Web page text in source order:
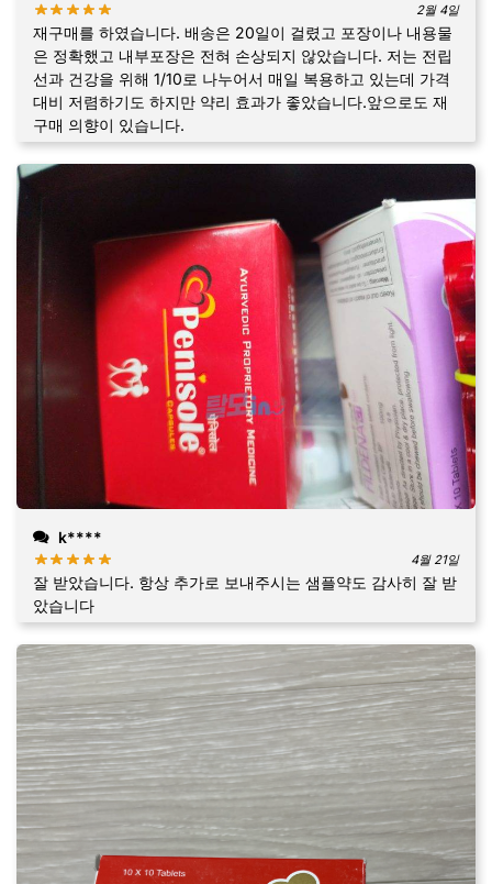
2월 4일
재구매를 하였습니다. 배송은 20일이 걸렸고 포장이나 내용물
은 정확했고 내부포장은 전혀 손상되지 않았습니다. 저는 전립
선과 건강을 위해 1/10로 나누어서 매일 복용하고 있는데 가격
대비 저렴하기도 하지만 약리 효과가 좋았습니다.앞으로도 재
구매 의향이 있습니다.
k****
4월 21일
잘 받았습니다. 항상 추가로 보내주시는 샘플약도 감사히 잘 받
았습니다